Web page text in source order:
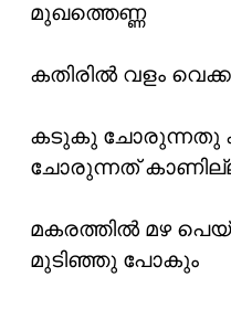
മുഖത്തെണ്ണ
കതിരിൽ വളം
കടുകു ചോരുന്നതു
ചോരുന്നത്
മകരത്തിൽ മഴ
മുടിഞ്ഞു പോകും